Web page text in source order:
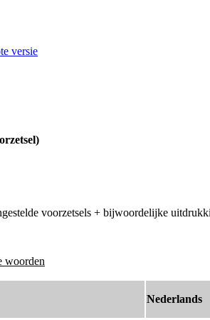
versie
voorzetsels + bijwoordelijke
woorden
Nederlands